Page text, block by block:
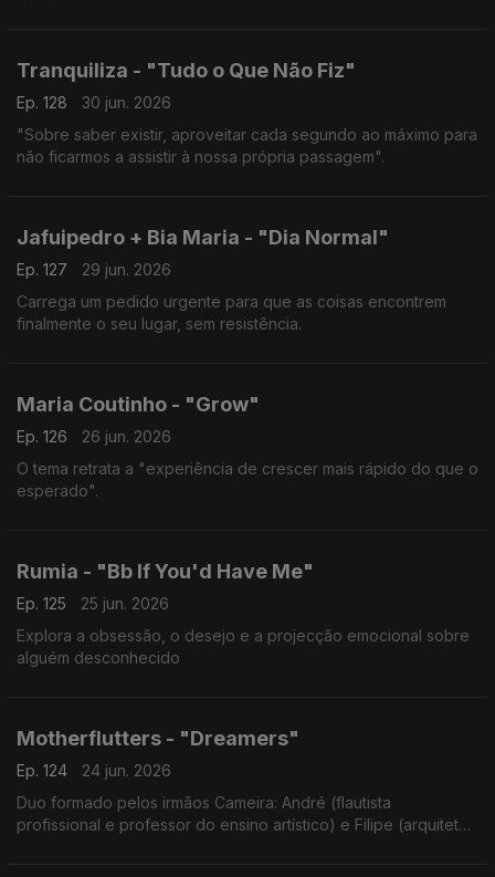
Tranquiliza - "Tudo o Que Não Fiz"
Ep. 128
30 jun. 2026
"Sobre saber existir, aproveitar cada segundo ao máximo para
não ficarmos a assistir à nossa própria passagem".
Jafuipedro + Bia Maria - "Dia Normal"
Ep. 127
29 jun. 2026
Carrega um pedido urgente para que as coisas encontrem
finalmente o seu lugar, sem resistência.
Maria Coutinho - "Grow"
Ep. 126
26 jun. 2026
O tema retrata a "experiência de crescer mais rápido do que o
esperado".
Rumia - "Bb If You'd Have Me"
Ep. 125
25 jun. 2026
Explora a obsessão, o desejo e a projecção emocional sobre
alguém desconhecido
Motherflutters - "Dreamers"
Ep. 124
24 jun. 2026
Duo formado pelos irmãos Cameira: André (flautista
profissional e professor do ensino artístico) e Filipe (arquiteto